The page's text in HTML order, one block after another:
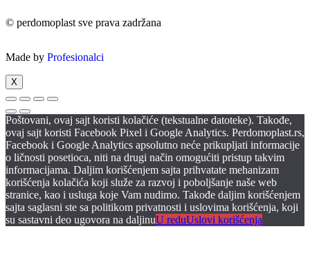
© perdomoplast sve prava zadržana
Made by Profesionalci
X
Poštovani, ovaj sajt koristi kolačiće (tekstualne datoteke). Takođe,
ovaj sajt koristi Facebook Pixel i Google Analytics. Perdomoplast.rs,
Facebook i Google Analytics apsolutno neće prikupljati informacije
o ličnosti posetioca, niti na drugi način omogućiti pristup takvim
informacijama. Daljim korišćenjem sajta prihvatate mehanizam
korišćenja kolačića koji služe za razvoj i poboljšanje naše web
stranice, kao i usluga koje Vam nudimo. Takođe daljim korišćenjem
sajta saglasni ste sa politikom privatnosti i uslovima korišćenja, koji
su sastavni deo ugovora na daljinuU reduUslovi korišćenja